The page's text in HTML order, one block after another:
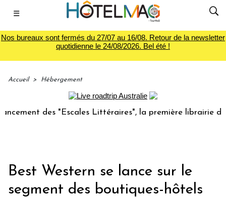
☰
Nos bureaux sont fermés du 27/07 au 16/08. Retour de la newsletter
quotidienne le 24/08/2026. Bel été !
Accueil > Hébergement
des "Escales Littéraires", la première librairie du
Best Western se lance sur le
segment des boutiques-hôtels